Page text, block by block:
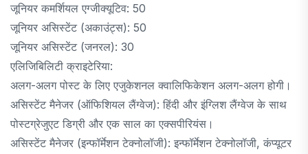
जूनियर कमर्शियल एग्जीक्यूटिव: 50
जूनियर असिस्टेंट (अकाउंट्स): 50
जूनियर असिस्टेंट (जनरल): 30
एलिजिबिलिटी क्राइटेरिया:
अलग-अलग पोस्ट के लिए एजुकेशनल क्वालिफिकेशन अलग-अलग होगी।
असिस्टेंट मैनेजर (ऑफिशियल लैंग्वेज): हिंदी और इंग्लिश लैंग्वेज के साथ
पोस्टग्रेजुएट डिग्री और एक साल का एक्सपीरियंस।
असिस्टेंट मैनेजर (इन्फॉर्मेशन टेक्नोलॉजी): इन्फॉर्मेशन टेक्नोलॉजी, कंप्यूटर